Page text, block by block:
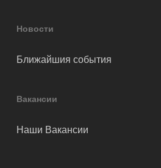
Новости
Ближайшия события
Вакансии
Наши Вакансии